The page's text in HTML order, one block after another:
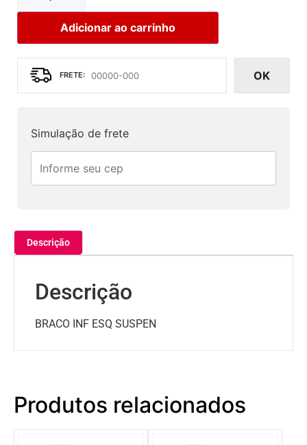
Adicionar ao carrinho
OK
Simulação de frete
Descrição
Descrição
BRACO INF ESQ SUSPEN
Produtos relacionados